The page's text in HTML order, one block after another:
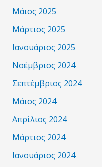
Μάιος 2025
Μάρτιος 2025
Ιανουάριος 2025
Νοέμβριος 2024
Σεπτέμβριος 2024
Μάιος 2024
Απρίλιος 2024
Μάρτιος 2024
Ιανουάριος 2024